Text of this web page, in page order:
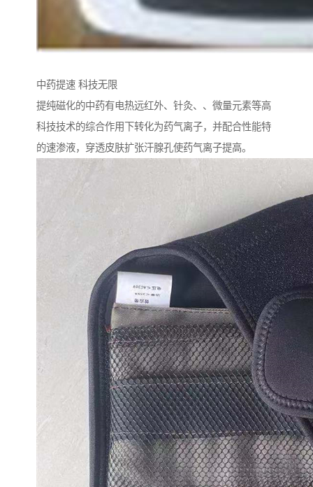
中药提速 科技无限
提纯磁化的中药有电热远红外、针灸、、微量元素等高
科技技术的综合作用下转化为药气离子，并配合性能特
的速渗液，穿透皮肤扩张汗腺孔使药气离子提高。